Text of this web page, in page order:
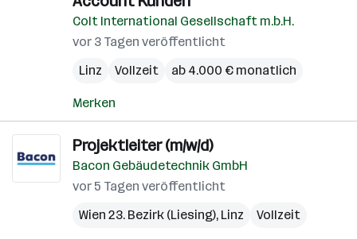
Colt International Gesellschaft m.b.H.
vor 3 Tagen veröffentlicht
Linz
Vollzeit ab 4.000 € monatlich
Merken
Projektleiter (m/w/d)
Bacon Gebäudetechnik GmbH
vor 5 Tagen veröffentlicht
Wien 23. Bezirk (Liesing), Linz Vollzeit